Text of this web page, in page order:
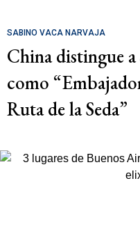
SABINO VACA NARVAJA
China distingue
como
Ruta de la Seda”